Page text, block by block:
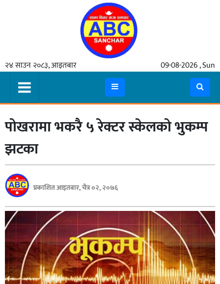
२४ साउन २०८३, आइतबार 09-08-2026 , Sun
समाचार
मुख्य
समाचार
कुटनीती
अर्थ
रसरङ्ग
यौन/
स्वास्थ्य
भिडियो
बिशेष
भिडियो
पत्रपत्रिका
पोखरामा भकरै ५ रेक्टर स्केलको भुकम्प
झटका
प्रकाशित आइतबार, चैत्र ०२, २०७६